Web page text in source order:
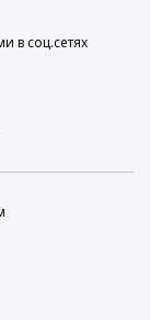
в соц.сетях